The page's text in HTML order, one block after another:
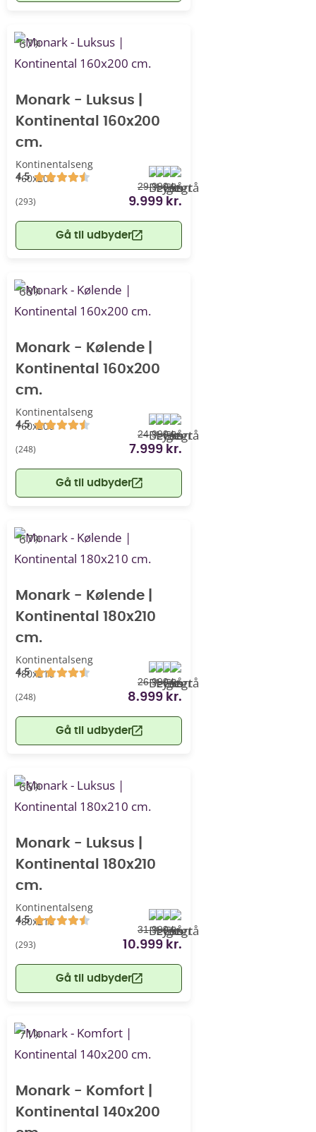
-67%
Monark - Luksus |
Kontinental 160x200
cm.
Kontinentalseng
160x200
4.5
(293)
29.999 kr.
9.999 kr.
Gå til udbyder
-68%
Monark - Kølende |
Kontinental 160x200
cm.
Kontinentalseng
160x200
4.5
(248)
24.999 kr.
7.999 kr.
Gå til udbyder
-67%
Monark - Kølende |
Kontinental 180x210
cm.
Kontinentalseng
180x210
4.5
(248)
26.999 kr.
8.999 kr.
Gå til udbyder
-66%
Monark - Luksus |
Kontinental 180x210
cm.
Kontinentalseng
180x210
4.5
(293)
31.999 kr.
10.999 kr.
Gå til udbyder
-71%
Monark - Komfort |
Kontinental 140x200